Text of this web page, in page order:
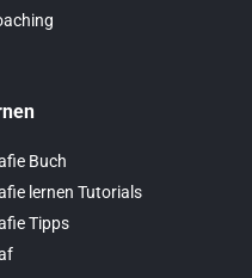
Buch
lernen Tutorials
Tipps